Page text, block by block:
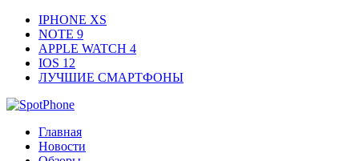
IPHONE XS
NOTE 9
APPLE WATCH 4
IOS 12
ЛУЧШИЕ СМАРТФОНЫ
Главная
Новости